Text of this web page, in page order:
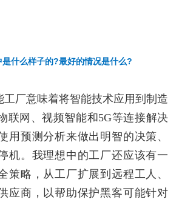
什么样子的?最好的情况是什么?
工厂意味着将智能技术应用到制造
联网、视频智能和5G等连接解决
用预测分析来做出明智的决策、
机。我理想中的工厂还应该有一
策略，从工厂扩展到远程工人、
应商，以帮助保护黑客可能针对